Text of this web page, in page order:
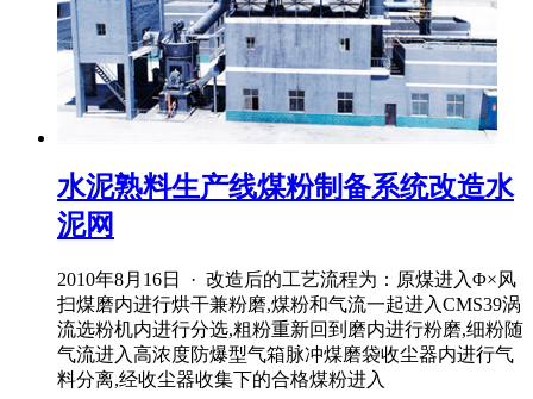
水泥熟料生产线煤粉制备系统改造水
泥网
2010年8月16日 · 改造后的工艺流程为：原煤进入Φ×风
扫煤磨内进行烘干兼粉磨,煤粉和气流一起进入CMS39涡
流选粉机内进行分选,粗粉重新回到磨内进行粉磨,细粉随
气流进入高浓度防爆型气箱脉冲煤磨袋收尘器内进行气
料分离,经收尘器收集下的合格煤粉进入